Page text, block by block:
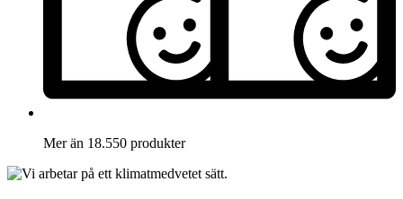
Mer än 18.550 produkter